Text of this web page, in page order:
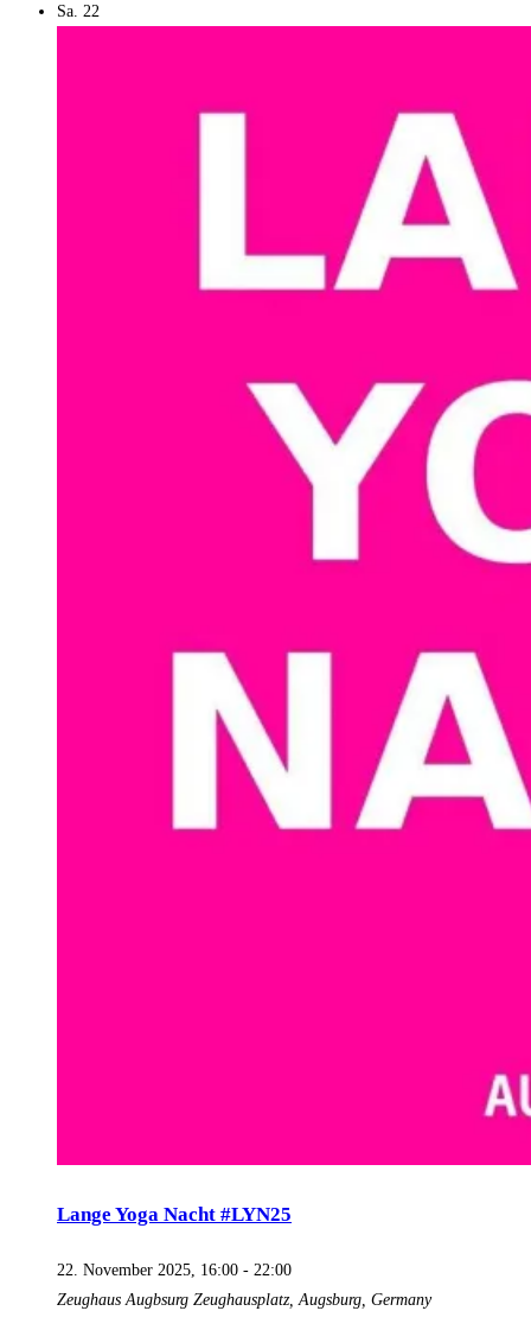
Sa. 22
Lange Yoga Nacht #LYN25
22. November 2025, 16:00 - 22:00
Zeughaus Augbsurg Zeughausplatz, Augsburg, Germany